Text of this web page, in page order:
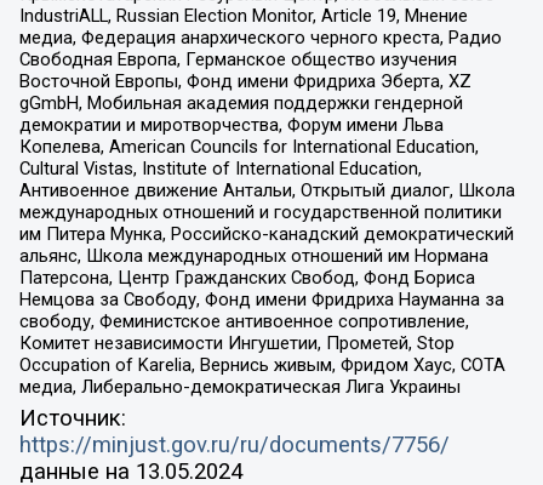
IndustriALL, Russian Election Monitor, Article 19, Мнение
медиа, Федерация анархического черного креста, Радио
Свободная Европа, Германское общество изучения
Восточной Европы, Фонд имени Фридриха Эберта, XZ
gGmbH, Мобильная академия поддержки гендерной
демократии и миротворчества, Форум имени Льва
Копелева, American Councils for International Education,
Cultural Vistas, Institute of International Education,
Антивоенное движение Антальи, Открытый диалог, Школа
международных отношений и государственной политики
им Питера Мунка, Российско-канадский демократический
альянс, Школа международных отношений им Нормана
Патерсона, Центр Гражданских Свобод, Фонд Бориса
Немцова за Свободу, Фонд имени Фридриха Науманна за
свободу, Феминистское антивоенное сопротивление,
Комитет независимости Ингушетии, Прометей, Stop
Occupation of Karelia, Вернись живым, Фридом Хаус, СОТА
медиа, Либерально-демократическая Лига Украины
Источник:
https://minjust.gov.ru/ru/documents/7756/
данные на 13.05.2024